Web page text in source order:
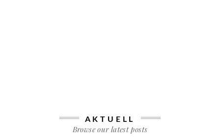
AKTUELL
Browse our latest posts